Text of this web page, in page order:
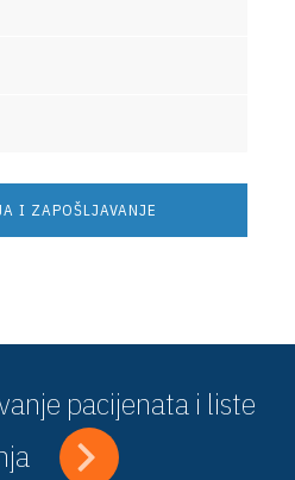
I ZAPOŠLJAVANJE
pacijenata i liste